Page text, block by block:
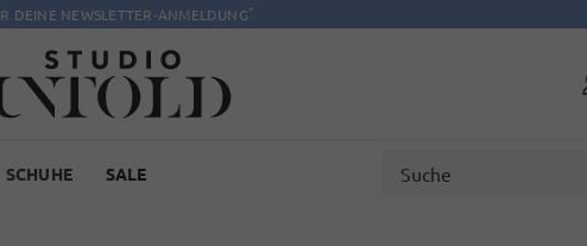
DEINE NEWSLETTER-ANMELDUNG*
SCHUHE SALE